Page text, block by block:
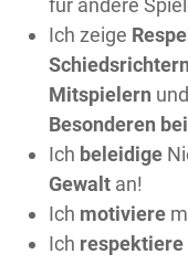
für andere
Ich zeige
Schiedsrichtern
Mitspielern
Besonderen
Ich beleidige
Gewalt an!
Ich motiviere
Ich respektiere